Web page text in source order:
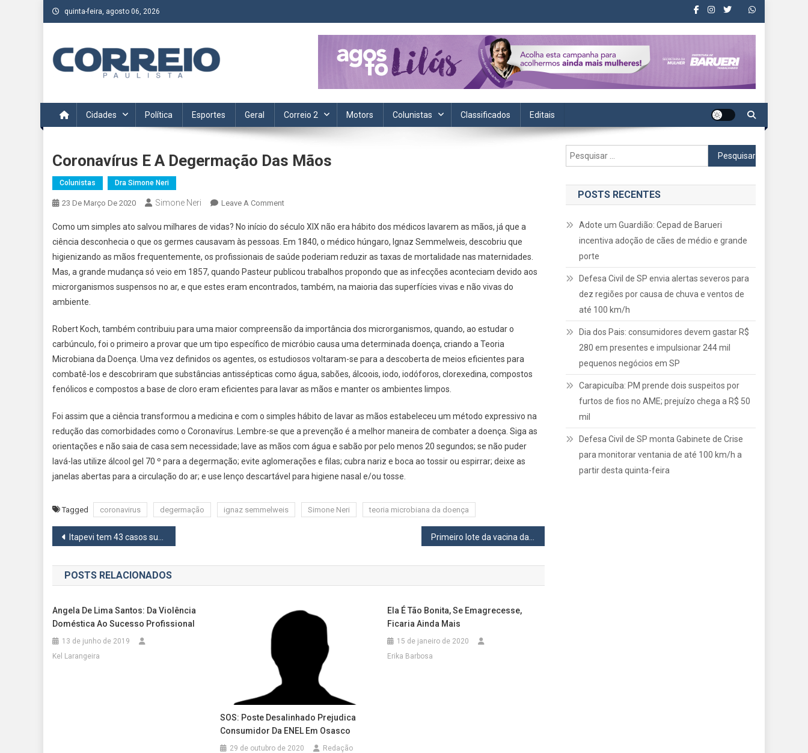
Skip
to
quinta-feira, agosto 06, 2026
Acompanhe as últimas notícias da região no Correio Paulista. Informação, política, saúde, economia, esportes e cotidiano.
Cidades Política Esportes Geral Correio 2 Motors Colunistas Classificados Editais
Coronavírus E A Degermação Das Mãos
Colunistas Dra Simone Neri
23 De Março De 2020 Simone Neri Leave A CommentOn
E
A
Degermação
Das
Mãos
Como um simples ato salvou milhares de vidas? No início do século XIX não era hábito dos médicos lavarem as mãos, já que a
ciência desconhecia o que os germes causavam às pessoas. Em 1840, o médico húngaro, Ignaz Semmelweis, descobriu que
higienizando as mãos frequentemente, os profissionais de saúde poderiam reduzir as taxas de mortalidade nas maternidades.
Mas, a grande mudança só veio em 1857, quando Pasteur publicou trabalhos propondo que as infecções aconteciam devido aos
microrganismos suspensos no ar, e que estes eram encontrados, também, na maioria das superfícies vivas e não vivas do
ambiente.
Robert Koch, também contribuiu para uma maior compreensão da importância dos microrganismos, quando, ao estudar o
carbúnculo, foi o primeiro a provar que um tipo específico de micróbio causa uma determinada doença, criando a Teoria
Microbiana da Doença. Uma vez definidos os agentes, os estudiosos voltaram-se para a descoberta de meios eficientes para
combatê-los e descobriram que substâncias antissépticas como água, sabões, álcoois, iodo, iodóforos, clorexedina, compostos
fenólicos e compostos a base de cloro eram eficientes para lavar as mãos e manter os ambientes limpos.
Foi assim que a ciência transformou a medicina e com o simples hábito de lavar as mãos estabeleceu um método expressivo na
redução das comorbidades como o Coronavírus. Lembre-se que a prevenção é a melhor maneira de combater a doença. Siga as
orientações e não saia de casa sem necessidade; lave as mãos com água e sabão por pelo menos 20 segundos; se não puder
lavá-las utilize álcool gel 70 º para a degermação; evite aglomerações e filas; cubra nariz e boca ao tossir ou espirrar; deixe as
janelas abertas para a circulação do ar; e use lenço descartável para higiene nasal e/ou tosse.
Tagged coronavirus degermação ignaz semmelweis Simone Neri teoria microbiana da doença
Navegação
de
Post
Itapevi tem 43 casos suspeitos de Coronavírus e 3 óbitos
POSTS RELACIONADOS
Angela De Lima Santos: Da Violência
Doméstica Ao Sucesso Profissional
13 de junho de 2019
Kel Larangeira
SOS: Poste Desalinhado Prejudica
Consumidor Da ENEL Em Osasco
29 de outubro de 2020 Redação
Ela É Tão Bonita, Se Emagrecesse,
Ficaria Ainda Mais
15 de janeiro de 2020
Erika Barbosa
Pesquisar
por:
POSTS RECENTES
Adote um Guardião: Cepad de Barueri
incentiva adoção de cães de médio e grande
porte
Defesa Civil de SP envia alertas severos para
dez regiões por causa de chuva e ventos de
até 100 km/h
Dia dos Pais: consumidores devem gastar R$
280 em presentes e impulsionar 244 mil
pequenos negócios em SP
Carapicuíba: PM prende dois suspeitos por
furtos de fios no AME; prejuízo chega a R$ 50
mil
Defesa Civil de SP monta Gabinete de Crise
para monitorar ventania de até 100 km/h a
partir desta quinta-feira